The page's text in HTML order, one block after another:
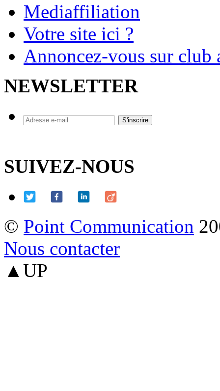
Mediaffiliation
Votre site ici ?
Annoncez-vous sur
NEWSLETTER
SUIVEZ-NOUS
© Point Communication
Nous contacter
▲UP